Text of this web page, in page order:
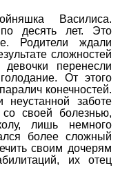
Василиса.
десять лет. Это
Родители ждали
сложностей
перенесли
От этого
конечностей.
заботе
со своей болезнью,
лишь немного
более сложный
своим дочерям
их отец